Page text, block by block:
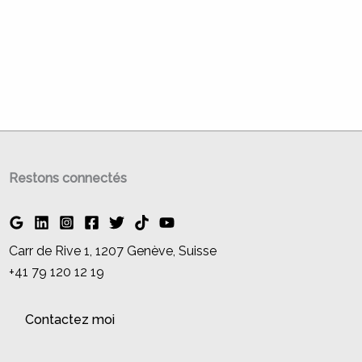
Restons connectés
Carr de Rive 1, 1207 Genève, Suisse
+41 79 120 12 19
Contactez moi